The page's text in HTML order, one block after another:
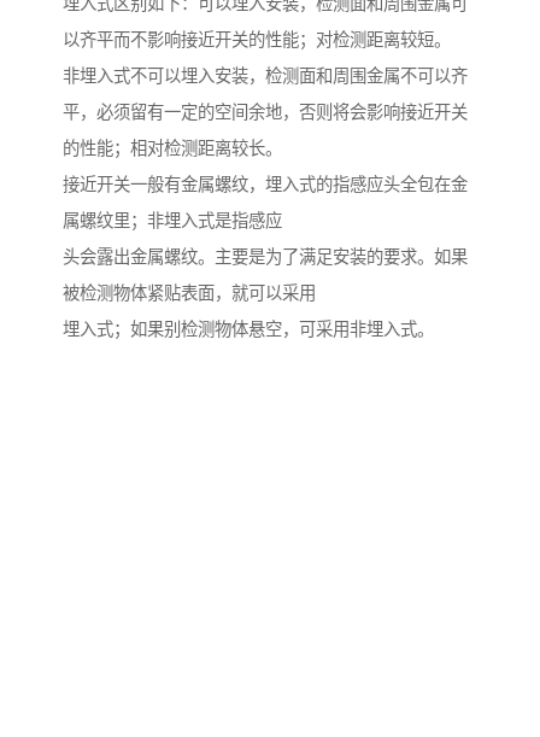
埋入式区别如下：可以埋入安装，检测面和周围金属可
以齐平而不影响接近开关的性能；对检测距离较短。
非埋入式不可以埋入安装，检测面和周围金属不可以齐
平，必须留有一定的空间余地，否则将会影响接近开关
的性能；相对检测距离较长。
接近开关一般有金属螺纹，埋入式的指感应头全包在金
属螺纹里；非埋入式是指感应
头会露出金属螺纹。主要是为了满足安装的要求。如果
被检测物体紧贴表面，就可以采用
埋入式；如果别检测物体悬空，可采用非埋入式。